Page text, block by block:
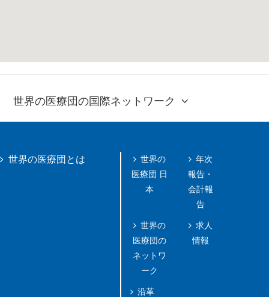
世界の医療団の国際ネットワーク
世界の医療団とは
世界の
医療団 日
本
世界の
医療団の
ネットワ
ーク
沿革
年次
報告・
会計報
告
求人
情報